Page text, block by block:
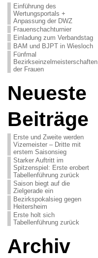
Einführung des
Wertungsportals +
Anpassung der DWZ
Frauenschachturnier
Einladung zum Verbandstag
BAM und BJPT in Wiesloch
Fünfmal
Bezirkseinzelmeisterschaften
der Frauen
Neueste
Beiträge
Erste und Zweite werden
Vizemeister – Dritte mit
erstem Saisonsieg
Starker Auftritt im
Spitzenspiel: Erste erobert
Tabellenführung zurück
Saison biegt auf die
Zielgerade ein
Bezirkspokalsieg gegen
Heitersheim
Erste holt sich
Tabellenführung zurück
Archiv